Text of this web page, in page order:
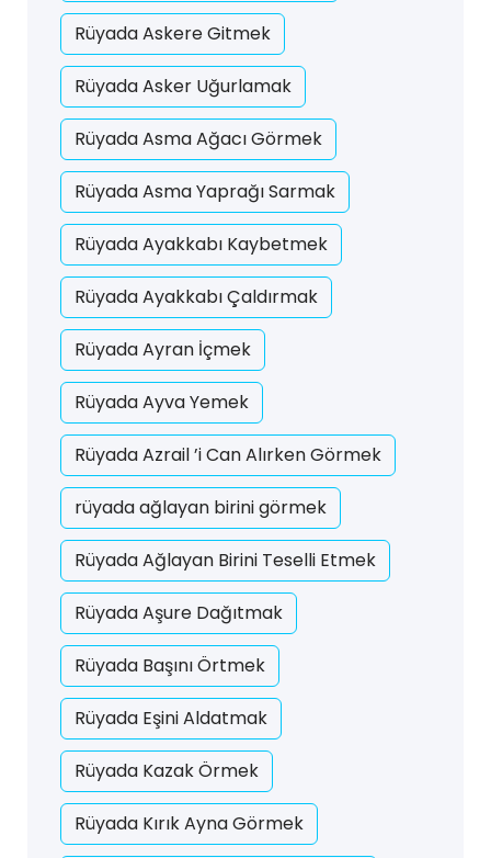
Rüyada Askere Gitmek
Rüyada Asker Uğurlamak
Rüyada Asma Ağacı Görmek
Rüyada Asma Yaprağı Sarmak
Rüyada Ayakkabı Kaybetmek
Rüyada Ayakkabı Çaldırmak
Rüyada Ayran İçmek
Rüyada Ayva Yemek
Rüyada Azrail ’i Can Alırken Görmek
rüyada ağlayan birini görmek
Rüyada Ağlayan Birini Teselli Etmek
Rüyada Aşure Dağıtmak
Rüyada Başını Örtmek
Rüyada Eşini Aldatmak
Rüyada Kazak Örmek
Rüyada Kırık Ayna Görmek